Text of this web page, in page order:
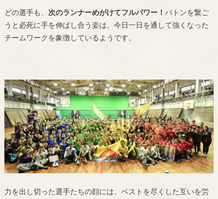
どの選手も、 次のランナーめがけてフルパワー！ バトンを繋ご
うと必死に手を伸ばし合う姿は、今日一日を通して強くなった
チームワークを象徴しているようです。
力を出し切った選手たちの顔には、ベストを尽くした互いを労